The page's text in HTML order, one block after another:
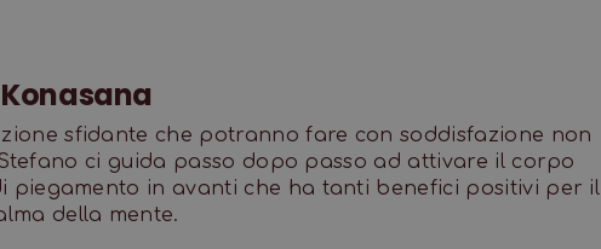
sfidante che potranno fare con soddisfazione non
ci guida passo dopo passo ad attivare il corpo
piegamento in avanti che ha tanti benefici positivi per il
della mente.